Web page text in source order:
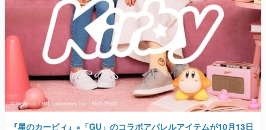
『星のカービィ』×「GU」のコラボアパレルアイテムが10月13日